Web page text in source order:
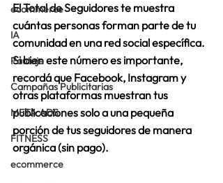
ecommerce
IA
Pautaje
Campañas Publicitarias
META ADS
FITNESS
ecommerce
El Total de Seguidores te muestra
cuántas personas forman parte de tu
comunidad en una red social específica.
Si bien este número es importante,
recordá que Facebook, Instagram y
otras plataformas muestran tus
publicaciones solo a una pequeña
porción de tus seguidores de manera
orgánica (sin pago).